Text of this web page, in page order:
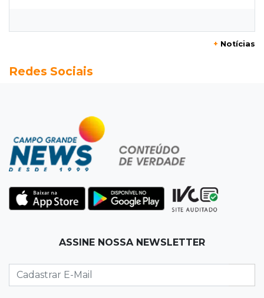
Semana cultural reúne grandes nomes da
O terrorismo começa pela dignidade humana
12:43Esporte Equestre
amazona de MS quer chegar ao Texas
Empresário investigado em 2023 volta a ser
+ Notícias
Redes Sociais
ASSINE NOSSA NEWSLETTER